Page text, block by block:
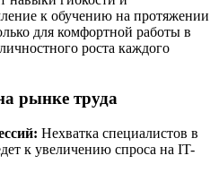
к обучению на протяжении
для комфортной работы в
роста каждого
рынке труда
Нехватка специалистов в
к увеличению спроса на IT-